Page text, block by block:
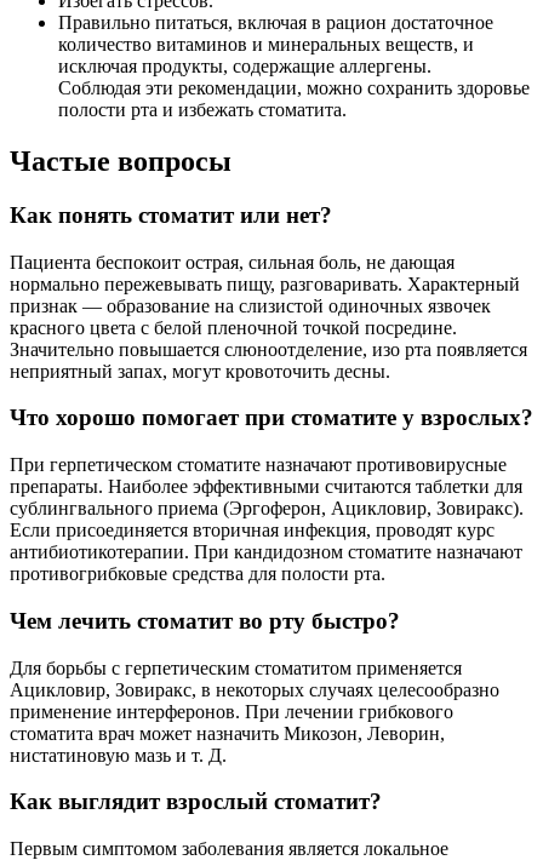
Правильно питаться, включая в рацион достаточное
количество витаминов и минеральных веществ, и
исключая продукты, содержащие аллергены.
Соблюдая эти рекомендации, можно сохранить здоровье
полости рта и избежать стоматита.
Частые вопросы
Как понять стоматит или нет?
Пациента беспокоит острая, сильная боль, не дающая
нормально пережевывать пищу, разговаривать. Характерный
признак — образование на слизистой одиночных язвочек
красного цвета с белой пленочной точкой посредине.
Значительно повышается слюноотделение, изо рта появляется
неприятный запах, могут кровоточить десны.
Что хорошо помогает при стоматите у взрослых?
При герпетическом стоматите назначают противовирусные
препараты. Наиболее эффективными считаются таблетки для
сублингвального приема (Эргоферон, Ацикловир, Зовиракс).
Если присоединяется вторичная инфекция, проводят курс
антибиотикотерапии. При кандидозном стоматите назначают
противогрибковые средства для полости рта.
Чем лечить стоматит во рту быстро?
Для борьбы с герпетическим стоматитом применяется
Ацикловир, Зовиракс, в некоторых случаях целесообразно
применение интерферонов. При лечении грибкового
стоматита врач может назначить Микозон, Леворин,
нистатиновую мазь и т. Д.
Как выглядит взрослый стоматит?
Первым симптомом заболевания является локальное